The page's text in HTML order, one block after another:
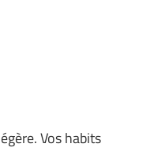
Vos habits